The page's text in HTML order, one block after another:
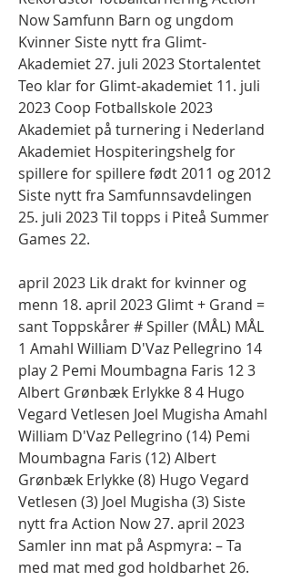
Now Samfunn Barn og ungdom
Kvinner Siste nytt fra Glimt-
Akademiet 27. juli 2023 Stortalentet
Teo klar for Glimt-akademiet 11. juli
2023 Coop Fotballskole 2023
Akademiet på turnering i Nederland
Akademiet Hospiteringshelg for
spillere for spillere født 2011 og 2012
Siste nytt fra Samfunnsavdelingen
25. juli 2023 Til topps i Piteå Summer
Games 22.
april 2023 Lik drakt for kvinner og
menn 18. april 2023 Glimt + Grand =
sant Toppskårer # Spiller (MÅL) MÅL
1 Amahl William D'Vaz Pellegrino 14
play 2 Pemi Moumbagna Faris 12 3
Albert Grønbæk Erlykke 8 4 Hugo
Vegard Vetlesen Joel Mugisha Amahl
William D'Vaz Pellegrino (14) Pemi
Moumbagna Faris (12) Albert
Grønbæk Erlykke (8) Hugo Vegard
Vetlesen (3) Joel Mugisha (3) Siste
nytt fra Action Now 27. april 2023
Samler inn mat på Aspmyra: – Ta
med mat med god holdbarhet 26.